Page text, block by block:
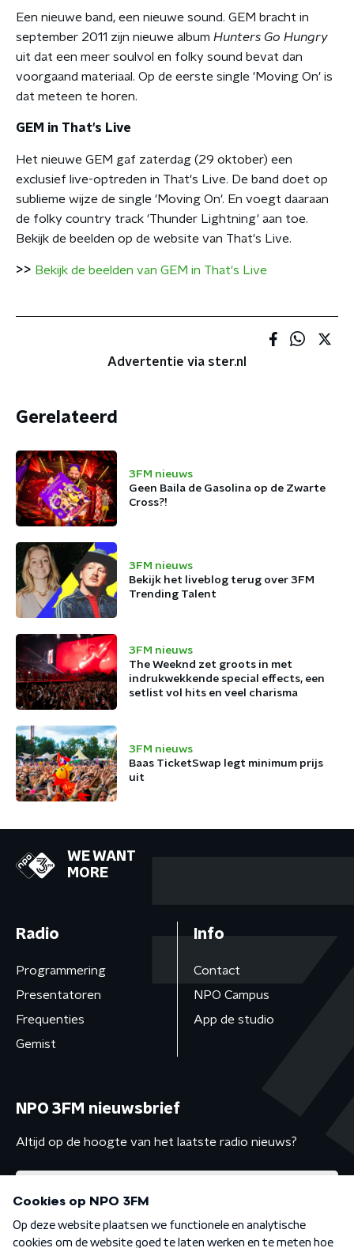
Een nieuwe band, een nieuwe sound. GEM bracht in
september 2011 zijn nieuwe album Hunters Go Hungry
uit dat een meer soulvol en folky sound bevat dan
voorgaand materiaal. Op de eerste single 'Moving On' is
dat meteen te horen.
GEM in That's Live
Het nieuwe GEM gaf zaterdag (29 oktober) een
exclusief live-optreden in That's Live. De band doet op
sublieme wijze de single 'Moving On'. En voegt daaraan
de folky country track 'Thunder Lightning' aan toe.
Bekijk de beelden op de website van That's Live.
>> Bekijk de beelden van GEM in That's Live
Advertentie via ster.nl
Gerelateerd
3FM nieuws
Geen Baila de Gasolina op de Zwarte
Cross?!
3FM nieuws
Bekijk het liveblog terug over 3FM
Trending Talent
3FM nieuws
The Weeknd zet groots in met
indrukwekkende special effects, een
setlist vol hits en veel charisma
3FM nieuws
Baas TicketSwap legt minimum prijs
uit
WE WANT
MORE
Radio
Programmering
Presentatoren
Frequenties
Gemist
Info
Contact
NPO Campus
App de studio
NPO 3FM nieuwsbrief
Altijd op de hoogte van het laatste radio nieuws?